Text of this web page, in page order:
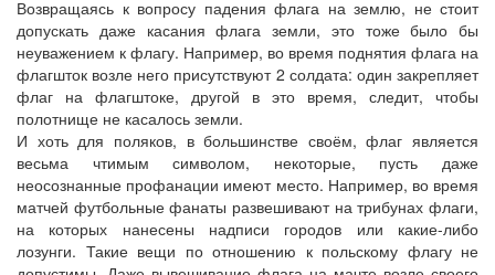
Возвращаясь к вопросу падения флага на землю, не стоит
допускать даже касания флага земли, это тоже было бы
неуважением к флагу. Например, во время поднятия флага на
флагшток возле него присутствуют 2 солдата: один закрепляет
флаг на флагштоке, другой в это время, следит, чтобы
полотнище не касалось земли.
И хоть для поляков, в большинстве своём, флаг является
весьма чтимым символом, некоторые, пусть даже
неосознанные профанации имеют место. Например, во время
матчей футбольные фанаты развешивают на трибунах флаги,
на которых нанесены надписи городов или какие-либо
лозунги. Такие вещи по отношению к польскому флагу не